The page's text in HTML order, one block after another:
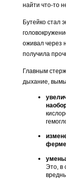
найти что-то
Бутейко стал
оживал через
получила
Главным
дыхание,
Это, в